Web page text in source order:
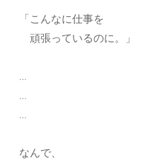
「こんなに仕事を
頑張っているのに。」
…
…
…
なんで、